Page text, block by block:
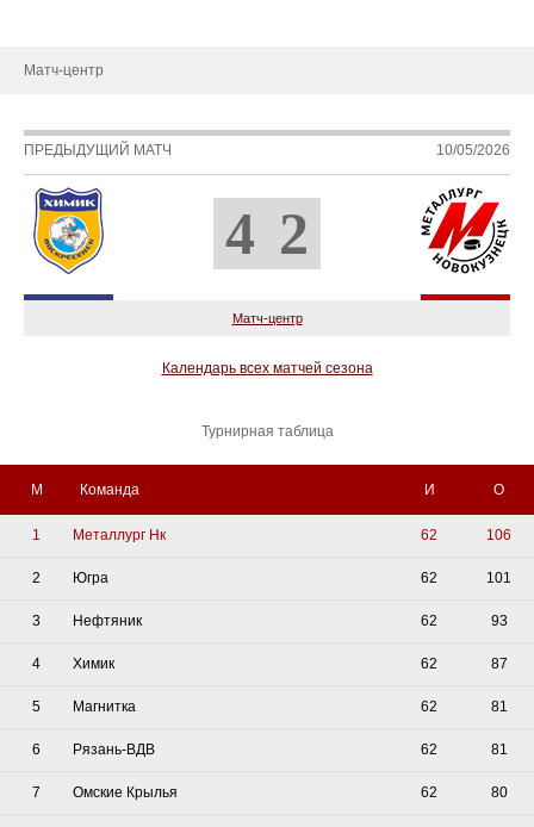
Матч-центр
ПРЕДЫДУЩИЙ МАТЧ 10/05/2026
4 2
Матч-центр
Календарь всех матчей сезона
Турнирная таблица
М Команда И О
1 Металлург Нк 62 106
2 Югра 62 101
3 Нефтяник 62 93
4 Химик 62 87
5 Магнитка 62 81
6 Рязань-ВДВ 62 81
7 Омские Крылья 62 80